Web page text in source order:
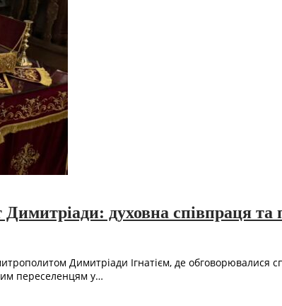
духовна співпраця та
Димитріади Ігнатієм, де обговорювалися
переселенцям у…